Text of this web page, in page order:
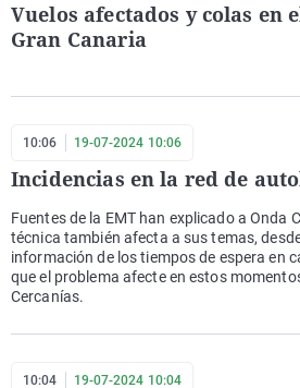
Vuelos afectados y colas en
Gran Canaria
10:06 19-07-2024 10:06
Incidencias en la red de
Fuentes de la EMT han explicado a Onda
técnica también afecta a sus temas,
información de los tiempos de espera en
que el problema afecte en estos
Cercanías.
10:04 19-07-2024 10:04